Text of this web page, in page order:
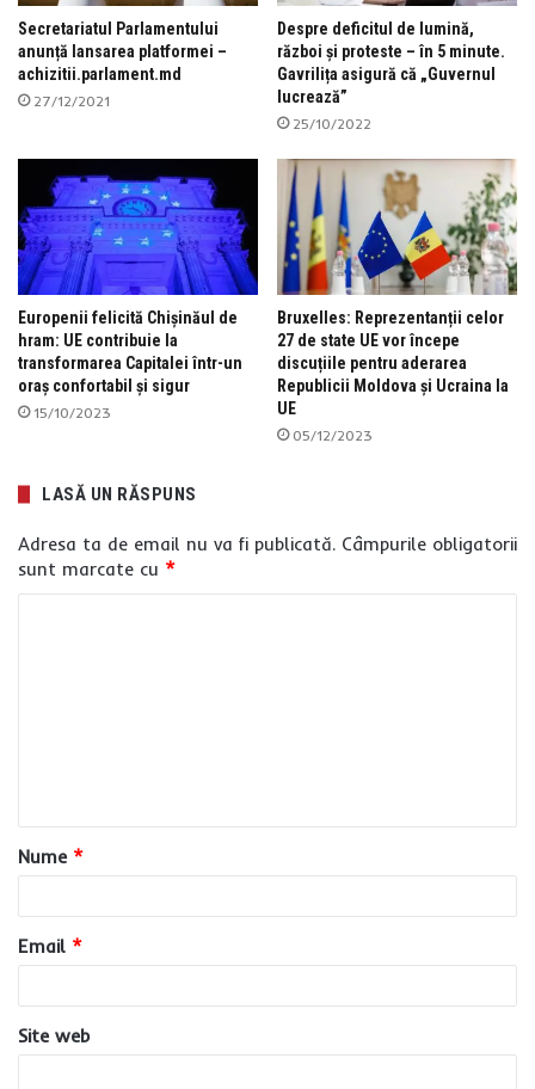
Secretariatul Parlamentului
anunță lansarea platformei –
achizitii.parlament.md
27/12/2021
Despre deficitul de lumină,
război și proteste – în 5 minute.
Gavrilița asigură că „Guvernul
lucrează”
25/10/2022
Europenii felicită Chișinăul de
hram: UE contribuie la
transformarea Capitalei într-un
oraș confortabil și sigur
15/10/2023
Bruxelles: Reprezentanții celor
27 de state UE vor începe
discuțiile pentru aderarea
Republicii Moldova și Ucraina la
UE
05/12/2023
LASĂ UN RĂSPUNS
Adresa ta de email nu va fi publicată. Câmpurile obligatorii
sunt marcate cu *
a
r
*
Nume *
Email *
Site web